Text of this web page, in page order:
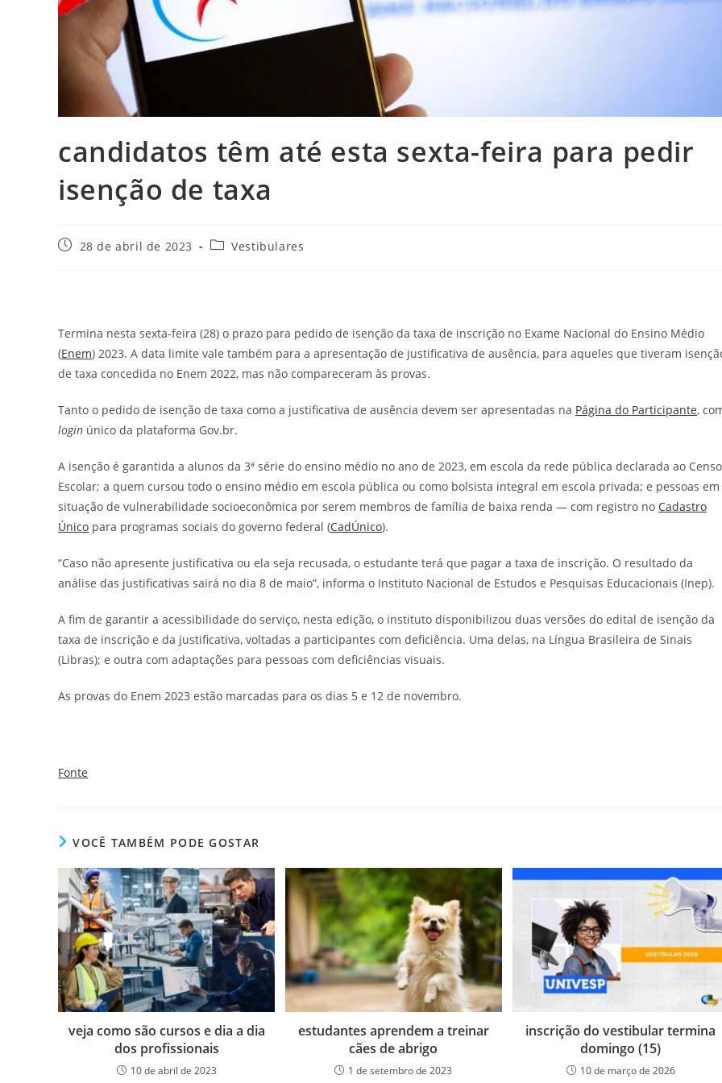
candidatos têm até esta sexta-feira para pedir
isenção de taxa
Post28 de abril de 2023
Categoria
Vestibulares
Termina nesta sexta-feira (28) o prazo para pedido de isenção da taxa de inscrição no Exame Nacional do Ensino Médio
(Enem) 2023. A data limite vale também para a apresentação de justificativa de ausência, para aqueles que tiveram
de taxa concedida no Enem 2022, mas não compareceram às provas.
Tanto o pedido de isenção de taxa como a justificativa de ausência devem ser apresentadas na Página do Participante,
login único da plataforma Gov.br.
A isenção é garantida a alunos da 3ª série do ensino médio no ano de 2023, em escola da rede pública declarada ao Censo
Escolar; a quem cursou todo o ensino médio em escola pública ou como bolsista integral em escola privada; e pessoas em
situação de vulnerabilidade socioeconômica por serem membros de família de baixa renda — com registro no Cadastro
Único para programas sociais do governo federal (CadÚnico).
“Caso não apresente justificativa ou ela seja recusada, o estudante terá que pagar a taxa de inscrição. O resultado da
análise das justificativas sairá no dia 8 de maio”, informa o Instituto Nacional de Estudos e Pesquisas Educacionais (Inep).
A fim de garantir a acessibilidade do serviço, nesta edição, o instituto disponibilizou duas versões do edital de isenção da
taxa de inscrição e da justificativa, voltadas a participantes com deficiência. Uma delas, na Língua Brasileira de Sinais
(Libras); e outra com adaptações para pessoas com deficiências visuais.
As provas do Enem 2023 estão marcadas para os dias 5 e 12 de novembro.
Fonte
VOCÊ TAMBÉM PODE GOSTAR
veja como são cursos e dia a dia
dos profissionais
10 de abril de 2023
estudantes aprendem a treinar
cães de abrigo
1 de setembro de 2023
inscrição do vestibular termina
domingo (15)
10 de março de 2026